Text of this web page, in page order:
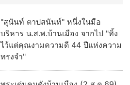
"สุนันท์ ตาปสนันท์" หนึ่งในมือ
บริหาร น.ส.พ.บ้านเมือง จากไป "ทิ้ง
ไว้แต่คุณงามความดี 44 ปีแห่งความ
ทรงจำ"